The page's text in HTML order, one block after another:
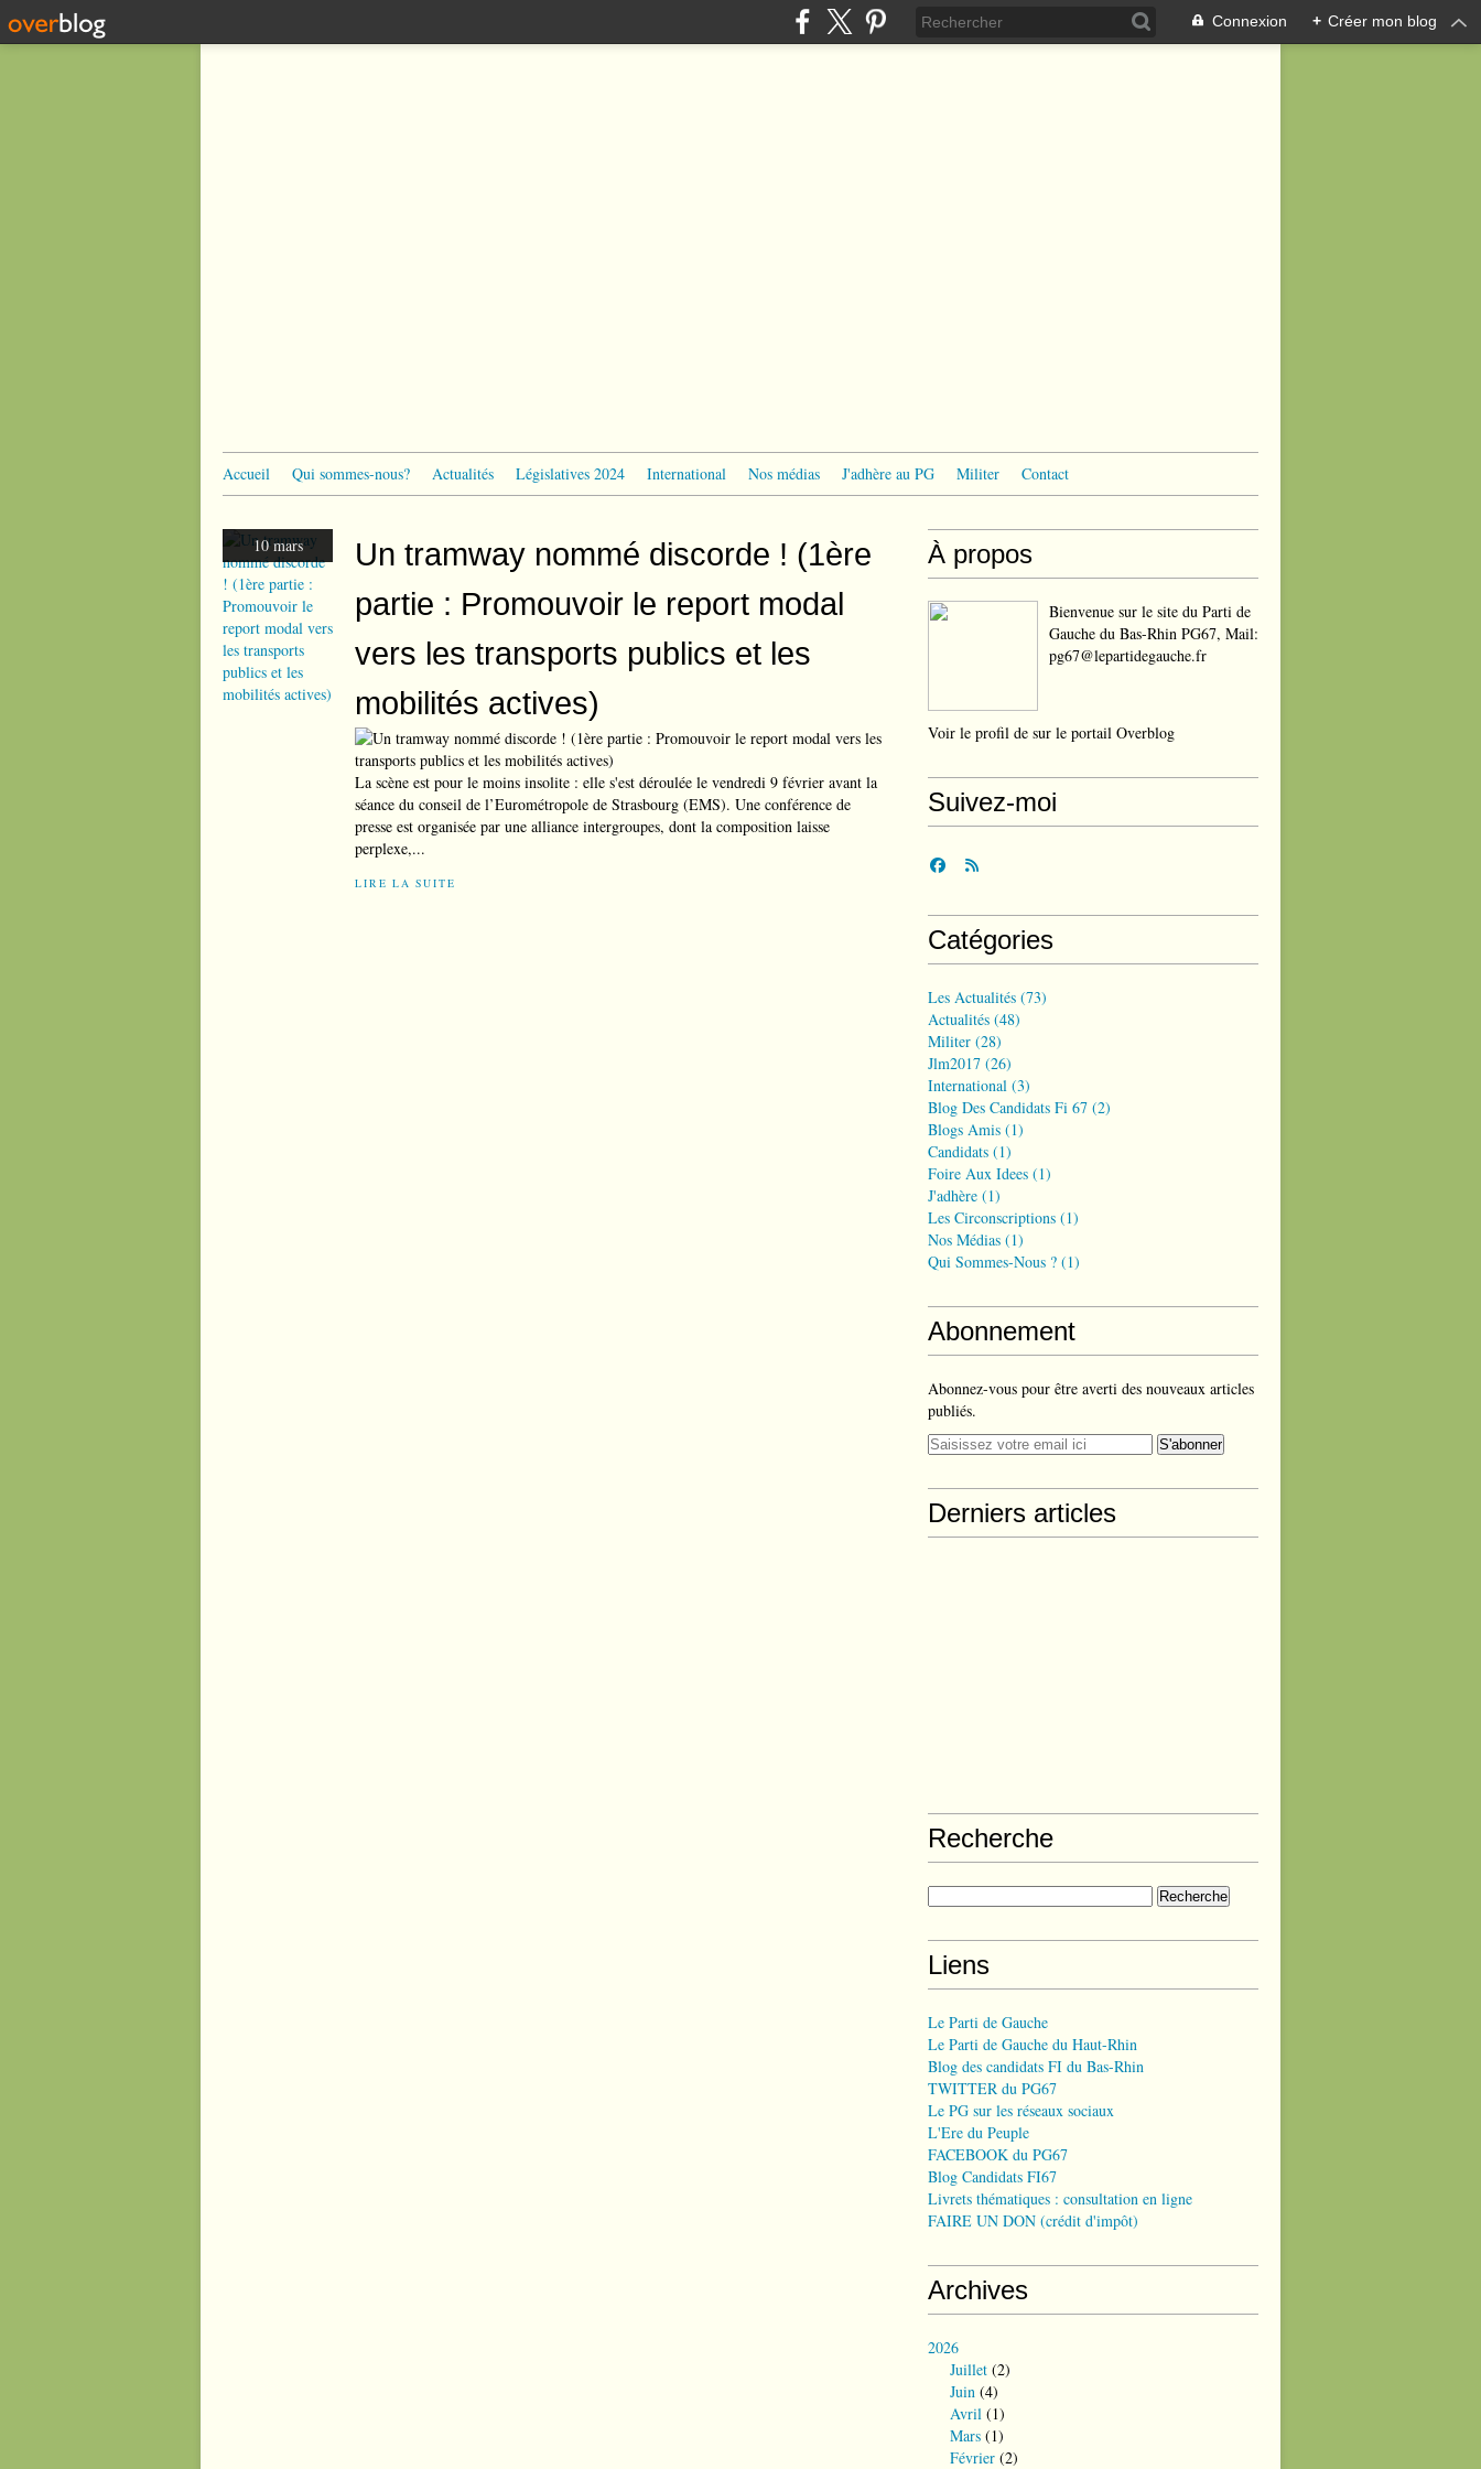
Connexion + Créer mon blog
Accueil Qui sommes-nous? Actualités Législatives 2024 International Nos médias J'adhère au PG Militer Contact
10 mars
Un tramway nommé discorde ! (1ère
partie : Promouvoir le report modal
vers les transports publics et les
mobilités actives)
La scène est pour le moins insolite : elle s'est déroulée le vendredi 9 février avant la
séance du conseil de l’Eurométropole de Strasbourg (EMS). Une conférence de
presse est organisée par une alliance intergroupes, dont la composition laisse
perplexe,...
LIRE LA SUITE
À propos
Bienvenue sur le site du Parti de
Gauche du Bas-Rhin PG67, Mail:
pg67@lepartidegauche.fr
Voir le profil de sur le portail Overblog
Suivez-moi
Catégories
Les Actualités (73)
Actualités (48)
Militer (28)
Jlm2017 (26)
International (3)
Blog Des Candidats Fi 67 (2)
Blogs Amis (1)
Candidats (1)
Foire Aux Idees (1)
J'adhère (1)
Les Circonscriptions (1)
Nos Médias (1)
Qui Sommes-Nous ? (1)
Abonnement
Abonnez-vous pour être averti des nouveaux articles
publiés.
Derniers articles
Recherche
Liens
Le Parti de Gauche
Le Parti de Gauche du Haut-Rhin
Blog des candidats FI du Bas-Rhin
TWITTER du PG67
Le PG sur les réseaux sociaux
L'Ere du Peuple
FACEBOOK du PG67
Blog Candidats FI67
Livrets thématiques : consultation en ligne
FAIRE UN DON (crédit d'impôt)
Archives
2026
Juillet (2)
Juin (4)
Avril (1)
Mars (1)
Février (2)